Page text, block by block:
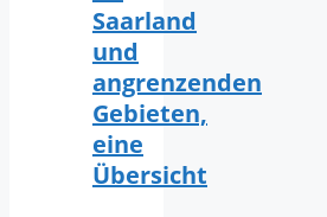
Saarland
und
angrenzenden
Gebieten,
eine
Übersicht